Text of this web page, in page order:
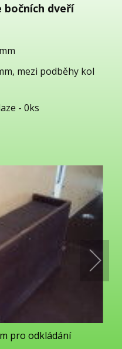
bočních dveří
mezi podběhy kol
- 0ks
pro odkládání